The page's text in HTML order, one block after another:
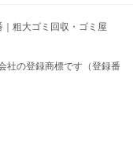
粗大ゴミ回収・ゴミ屋
社の登録商標です（登録番